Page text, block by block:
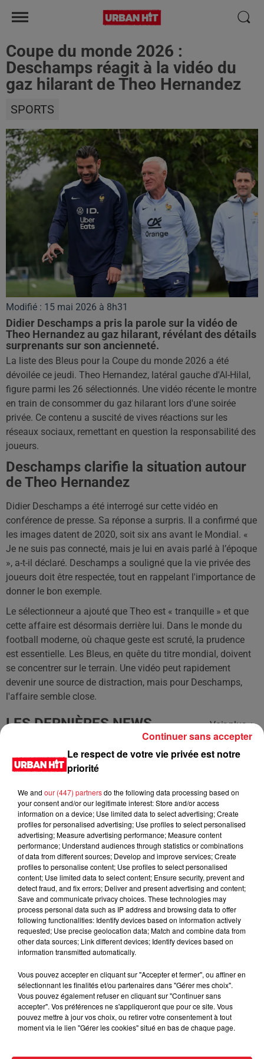
Coupe du monde 2026 :
Deschamps réagit à la vidéo du
gaz hilarant de Theo Hernandez
SPORTS
Modifié : 15 mai 2026 à 8h31
Didier Deschamps a pris la parole sur la vidéo de
Theo Hernandez au gaz hilarant, révélant des détails
surprenants sur son ancienneté.
La liste des Bleus pour la Coupe du monde 2026 a été
dévoilée ce jeudi. Theo Hernandez, latéral gauche d'Al-Hilal,
figure parmi les 26 sélectionnés. Une vidéo récente le montre
en train de consommer du gaz hilarant lors d'une soirée
privée. Ce contenu a suscité de vives réactions sur les
réseaux sociaux, remettant en question la responsabilité des
joueurs.
Deschamps clarifie la situation autour
de Theo Hernandez
Didier Deschamps a été interrogé sur cette vidéo en
conférence de presse. Sa réponse a surpris. Il a confirmé que
les images datent de 2020, soit six ans avant le Mondial. «
Je ne suis pas connecté, mais je lui en avais parlé à l’époque
», a-t-il déclaré. Deschamps a souligné que la vie privée des
joueurs doit être respectée, tout en rappelant l'importance de
donner le bon exemple.
Le sélectionneur a ajouté que Theo est « tranquille » et que
cette affaire est désormais derrière lui. Dans le monde du
football moderne, où chaque geste est scruté, la prudence
est essentielle. Les Bleus, en quête du titre mondial, doivent
se concentrer sur le terrain. Une vidéo peut rapidement
devenir une source de distraction, mais pour Deschamps,
l'affaire semble close.
LES DERNIÈRES NEWS Voir plus
Jay-Z se bat contre la grand-mère
d'un homme prétendant être son fils
Cassie met fin à une ex-escorte
masculine dans sa bataille...
Des vitres tombent de la tour
Montparnasse : des désaccords
entre...
Incendies en Gironde : encore
plusieurs semaines avant
l'extinction...
Le respect de votre vie privée est notre
priorité
We and our (447) partnersdo the following data processing based on
your consent and/or our legitimate interest: Store and/or access
information on a device; Use limited data to select advertising; Create
profiles for personalised advertising; Use profiles to select personalised
advertising; Measure advertising performance; Measure content
performance; Understand audiences through statistics or combinations
of data from different sources; Develop and improve services; Create
profiles to personalise content; Use profiles to select personalised
content; Use limited data to select content; Ensure security, prevent and
detect fraud, and fix errors; Deliver and present advertising and content;
Save and communicate privacy choices. These technologies may
process personal data such as IP address and browsing data to offer
following functionalities: Identify devices based on information actively
requested; Use precise geolocation data; Match and combine data from
other data sources; Link different devices; Identify devices based on
information transmitted automatically.
Vous pouvez accepter en cliquant sur "Accepter et fermer", ou affiner en
sélectionnant les finalités et/ou partenaires dans "Gérer mes choix".
Vous pouvez également refuser en cliquant sur "Continuer sans
accepter". Vos préférences ne s'appliqueront que pour ce site. Vous
pouvez mettre à jour vos choix, ou retirer votre consentement à tout
moment via le lien "Gérer les cookies" situé en bas de chaque page.
Continuer sans accepter